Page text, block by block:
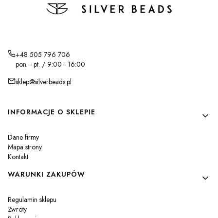
+48 505 796 706
pon. - pt. / 9:00 - 16:00
sklep@silverbeads.pl
Linki w stopce
INFORMACJE O SKLEPIE
Dane firmy
Mapa strony
Kontakt
WARUNKI ZAKUPÓW
Regulamin sklepu
Zwroty